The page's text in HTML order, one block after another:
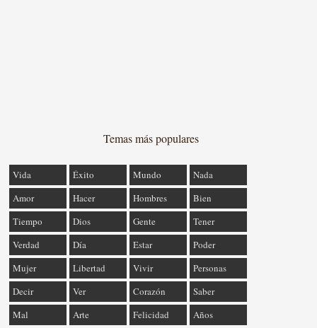
Temas más populares
Vida Éxito Mundo
Nada
Amor
Hacer Hombres
Bien
Tiempo
Dios Gente
Tener
Verdad
Día Estar
Poder
Mujer
Libertad Vivir
Personas
Decir
Ver Corazón
Saber
Mal
Arte Felicidad Años